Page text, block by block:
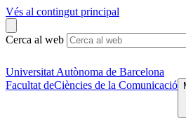
Vés al contingut principal
Cerca al web
Universitat Autònoma de Barcelona
Facultat deCiències de la Comunicació